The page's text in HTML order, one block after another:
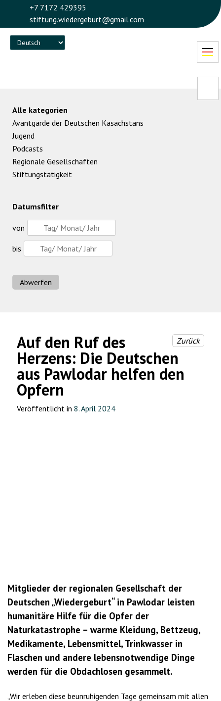
+7 7172 429395
stiftung.wiedergeburt@gmail.com
Language
Auf den Ruf des
Herzens: Die Deutschen
aus Pawlodar helfen den
Opfern
Zurück
Veröffentlicht in8. April 2024
Mitglieder der regionalen Gesellschaft der
Deutschen „Wiedergeburt“ in Pawlodar leisten
humanitäre Hilfe für die Opfer der
Naturkatastrophe – warme Kleidung, Bettzeug,
Medikamente, Lebensmittel, Trinkwasser in
Flaschen und andere lebensnotwendige Dinge
werden für die Obdachlosen gesammelt.
„Wir erleben diese beunruhigenden Tage gemeinsam mit allen
Alle kategorien
Avantgarde der Deutschen Kasachstans
Jugend
Podcasts
Regionale Gesellschaften
Stiftungstätigkeit
Datumsfilter
von
bis
Abwerfen